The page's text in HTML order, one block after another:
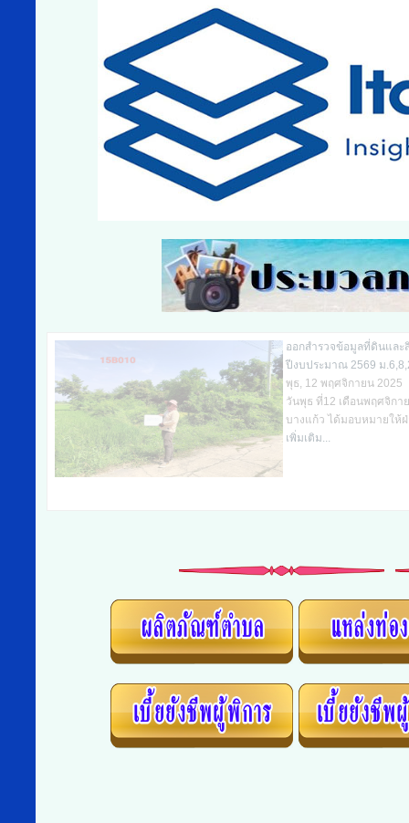
ออกสำรวจข้อมูลที่ดินและ
ปีงบประมาณ 2569 ม
พุธ, 12 พฤศจิกายน 2025
วันพุธ ที่12 เดือนพฤศจิกา
บางแก้ว ได้มอบหมายให้
เพิ่มเติม...